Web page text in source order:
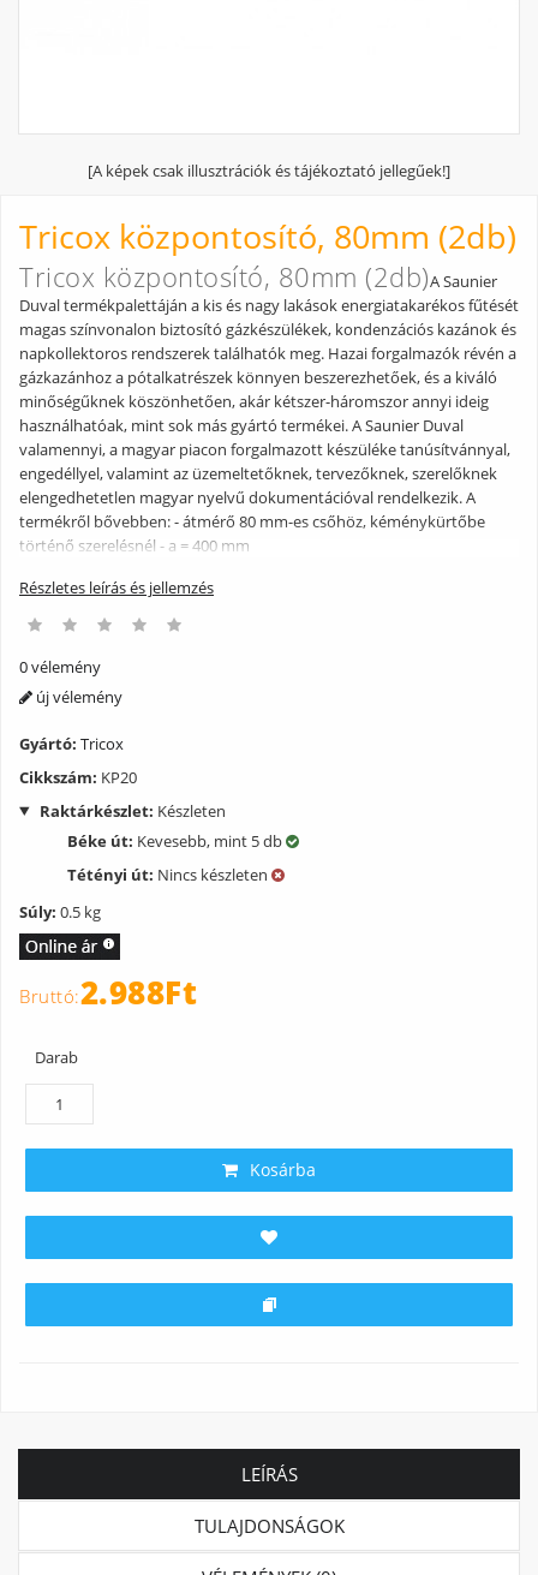
[A képek csak illusztrációk és tájékoztató jellegűek!]
Tricox központosító, 80mm (2db)
Tricox központosító, 80mm (2db)A Saunier
Duval termékpalettáján a kis és nagy lakások energiatakarékos fűtését
magas színvonalon biztosító gázkészülékek, kondenzációs kazánok és
napkollektoros rendszerek találhatók meg. Hazai forgalmazók révén a
gázkazánhoz a pótalkatrészek könnyen beszerezhetőek, és a kiváló
minőségűknek köszönhetően, akár kétszer-háromszor annyi ideig
használhatóak, mint sok más gyártó termékei. A Saunier Duval
valamennyi, a magyar piacon forgalmazott készüléke tanúsítvánnyal,
engedéllyel, valamint az üzemeltetőknek, tervezőknek, szerelőknek
elengedhetetlen magyar nyelvű dokumentációval rendelkezik. A
termékről bővebben: - átmérő 80 mm-es csőhöz, kéménykürtőbe
történő szerelésnél - a = 400 mm
Részletes leírás és jellemzés
0 vélemény
új vélemény
Gyártó: Tricox
Cikkszám: KP20
Raktárkészlet: Készleten
Béke út: Kevesebb, mint 5 db
Tétényi út: Nincs készleten
Súly: 0.5 kg
2.988Ft
Darab
Kosárba
LEÍRÁS
TULAJDONSÁGOK